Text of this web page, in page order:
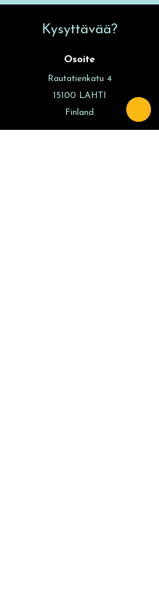
Kysyttävää?
Osoite
Rautatienkatu 4
15100 LAHTI
Finland